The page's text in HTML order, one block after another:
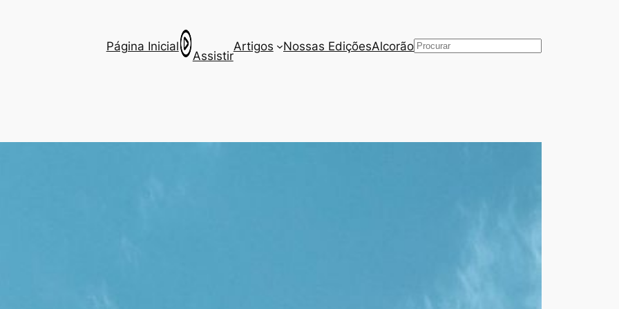
Página Inicial
Assistir
Artigos Nossas EdiçõesAlcorãoPesquisar